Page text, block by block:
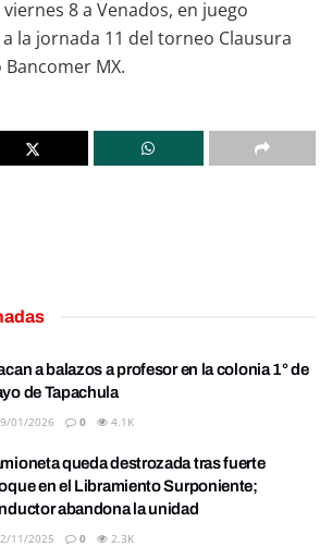
8 a Venados, en juego
la jornada 11 del torneo Clausura
Bancomer MX.
a balazos a profesor en la colonia 1° de
de Tapachula
01/2026 0 4.1K
queda destrozada tras fuerte
en el Libramiento Surponiente;
abandona la unidad
11/2025 0 2.3K